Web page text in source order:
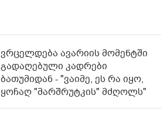
ვრცელდება ავარიის მომენტში
გადაღებული კადრები
ბათუმიდან - "ვაიმე, ეს რა იყო,
ყოჩაღ "მარშრუტკის" მძღოლს"